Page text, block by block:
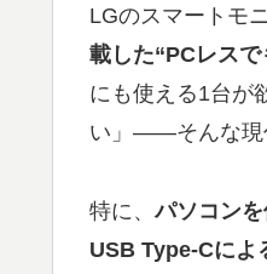
LGのスマートモ
載した“PCレス
にも使える1台が
い」――そんな現
特に、パソコン
USB Type-Cによ